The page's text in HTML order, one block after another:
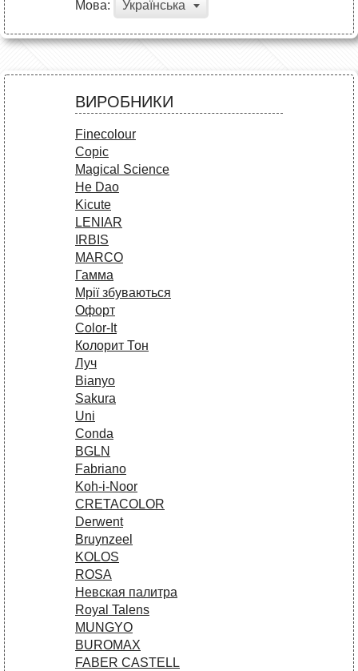
Мова: Українська
ВИРОБНИКИ
Finecolour
Copic
Magical Science
He Dao
Kicute
LENIAR
IRBIS
MARCO
Гамма
Мрії збуваються
Офорт
Сolor-It
Колорит Тон
Луч
Bianyo
Sakura
Uni
Conda
BGLN
Fabriano
Koh-i-Noor
CRETACOLOR
Derwent
Bruynzeel
KOLOS
ROSA
Невская палитра
Royal Talens
MUNGYO
BUROMAX
FABER CASTELL